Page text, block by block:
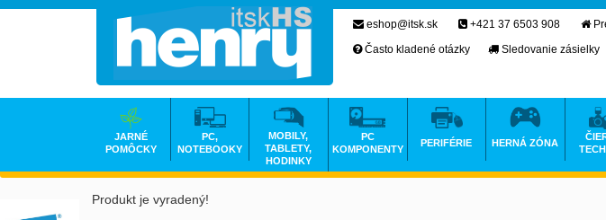
Produkt je vyradený!
eshop@itsk.sk +421 37 6503 908
Často kladené otázky
Sledovanie zásielky
JARNÉ
POMÔCKY
PC,
NOTEBOOKY
MOBILY,
TABLETY,
HODINKY
PC
KOMPONENTY
PERIFÉRIE HERNÁ ZÓNA